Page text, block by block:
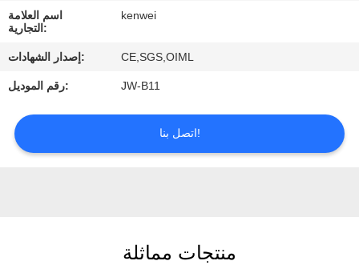
اتصل
بنا
طلب
اقتباس
اسم العلامة
التجارية:
kenwei
إصدار الشهادات: CE,SGS,OIML
رقم الموديل: JW-B11
اتصل بنا!
منتجات مماثلة